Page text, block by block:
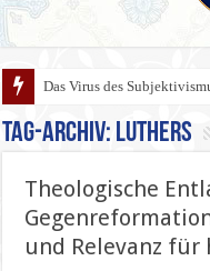
Das Virus des
Tag-Archiv: Luthers
Theologische
und Relevanz für